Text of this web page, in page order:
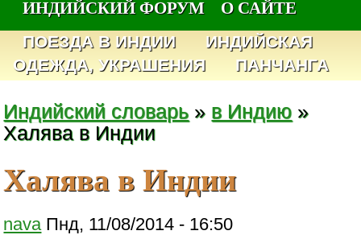
ИНДИЙСКИЙ ФОРУМ
О САЙТЕ
ПОЕЗДА В ИНДИИ
ИНДИЙСКАЯ
ОДЕЖДА, УКРАШЕНИЯ
ПАНЧАНГА
Индийский словарь » в Индию »
Халява в Индии
Халява в Индии
nava Пнд, 11/08/2014 - 16:50